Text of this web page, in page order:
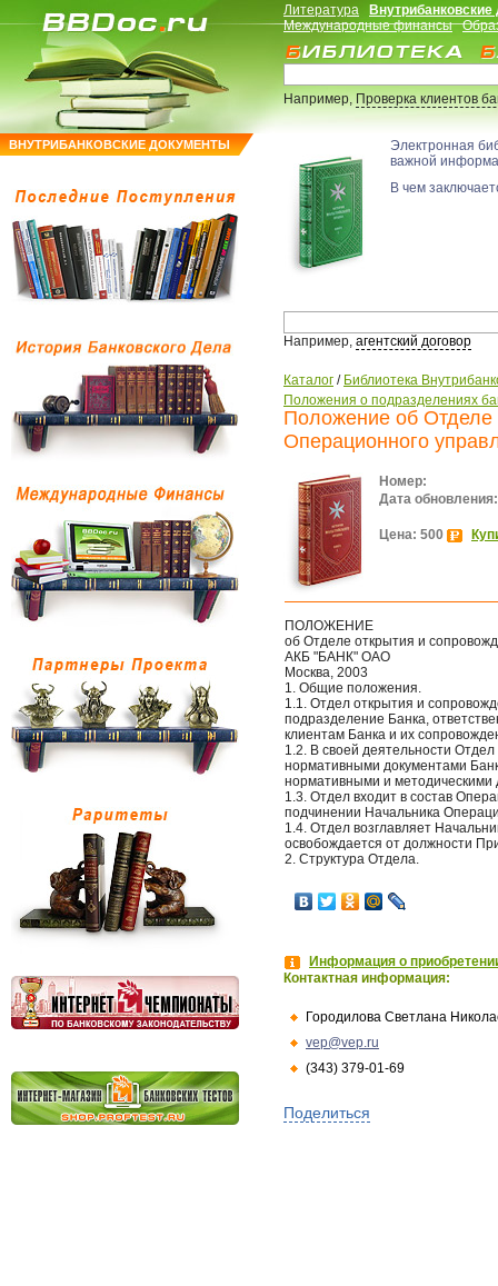
ВНУТРИБАНКОВСКИЕ ДОКУМЕНТЫ
Литература
Международные финансы
Например,Проверка клиентов
Электронная
важной
В чем
Например, агентский договор
Каталог / Библиотека
Положения о подразделениях
Положение об Отделе
Операционного
Номер:
Дата обновления:
Цена: 500
ПОЛОЖЕНИЕ
об Отделе открытия и
АКБ "БАНК" ОАО
Москва, 2003
1. Общие положения.
1.1. Отдел открытия и
подразделение Банка,
клиентам Банка и их
1.2. В своей деятельности
нормативными документами
нормативными и методическими
1.3. Отдел входит в состав
подчинении Начальника
1.4. Отдел возглавляет
освобождается от должности
2. Структура Отдела.
Информация о
Контактная информация:
Городилова Светлана
vep@vep.ru
(343) 379-01-69
Поделиться